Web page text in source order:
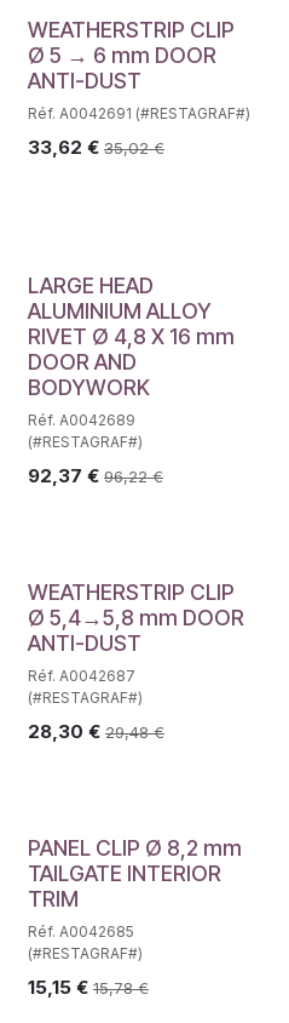
WEATHERSTRIP CLIP
Ø 5 → 6 mm DOOR
ANTI-DUST
Réf. A0042691 (#RESTAGRAF#)
33,62 € 35,02€
LARGE HEAD
ALUMINIUM ALLOY
RIVET Ø 4,8 X 16 mm
DOOR AND
BODYWORK
Réf. A0042689
(#RESTAGRAF#)
92,37 € 96,22€
WEATHERSTRIP CLIP
Ø 5,4→5,8 mm DOOR
ANTI-DUST
Réf. A0042687
(#RESTAGRAF#)
28,30 € 29,48€
PANEL CLIP Ø 8,2 mm
TAILGATE INTERIOR
TRIM
Réf. A0042685
(#RESTAGRAF#)
15,15 € 15,78€